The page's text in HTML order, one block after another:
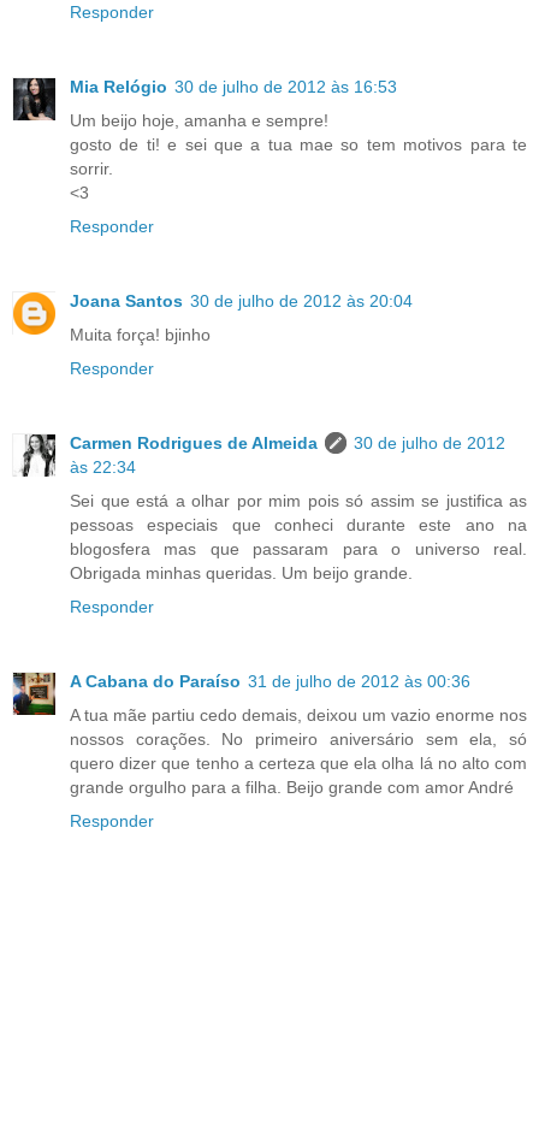
Responder
Mia Relógio 30 de julho de 2012 às 16:53
Um beijo hoje, amanha e sempre!
gosto de ti! e sei que a tua mae so tem motivos para te
sorrir.
<3
Responder
Joana Santos 30 de julho de 2012 às 20:04
Muita força! bjinho
Responder
Carmen Rodrigues de Almeida
30 de julho de 2012
às 22:34
Sei que está a olhar por mim pois só assim se justifica as
pessoas especiais que conheci durante este ano na
blogosfera mas que passaram para o universo real.
Obrigada minhas queridas. Um beijo grande.
Responder
A Cabana do Paraíso 31 de julho de 2012 às 00:36
A tua mãe partiu cedo demais, deixou um vazio enorme nos
nossos corações. No primeiro aniversário sem ela, só
quero dizer que tenho a certeza que ela olha lá no alto com
grande orgulho para a filha. Beijo grande com amor André
Responder